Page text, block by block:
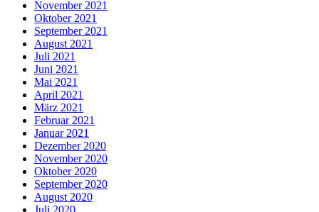
November 2021
Oktober 2021
September 2021
August 2021
Juli 2021
Juni 2021
Mai 2021
April 2021
März 2021
Februar 2021
Januar 2021
Dezember 2020
November 2020
Oktober 2020
September 2020
August 2020
Juli 2020